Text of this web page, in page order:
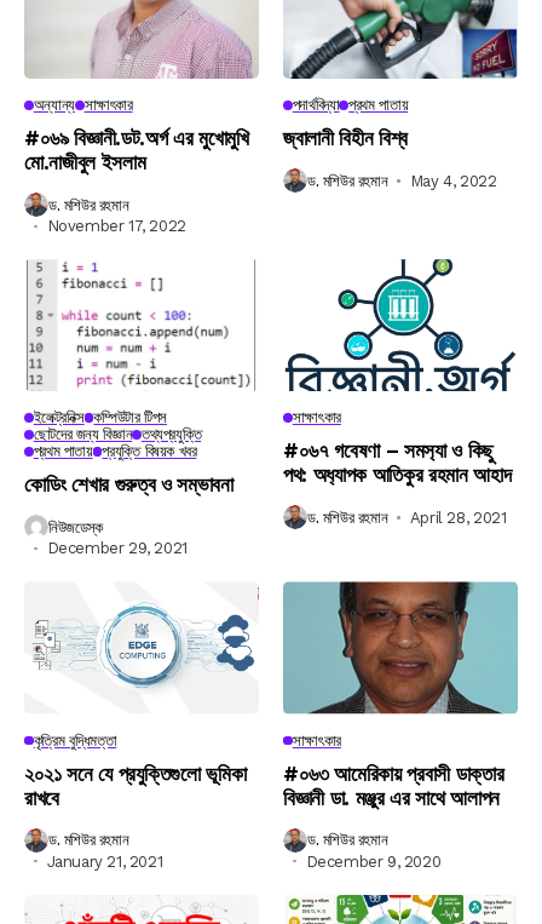
অন্যান্য সাক্ষাৎকার
#০৬৯ বিজ্ঞানী.ডট.অর্গ এর মুখোমুখি
মো.নাজীবুল ইসলাম
ড. মশিউর রহমান
November 17, 2022
পদার্থবিদ্যা প্রথম পাতায়
জ্বালানী বিহীন বিশ্ব
ড. মশিউর রহমান May 4, 2022
ইলেক্ট্রনিক্স কম্পিউটার টিপস
ছোটদের জন্য বিজ্ঞান তথ্যপ্রযুক্তি
প্রথম পাতায় প্রযুক্তি বিষয়ক খবর
কোডিং শেখার গুরুত্ব ও সম্ভাবনা
নিউজডেস্ক
December 29, 2021
সাক্ষাৎকার
#০৬৭ গবেষণা – সমস‍্যা ও কিছু
পথ: অধ‍্যাপক আতিকুর রহমান আহাদ
ড. মশিউর রহমান April 28, 2021
কৃত্রিম বুদ্ধিমত্তা
২০২১ সনে যে প্রযুক্তিগুলো ভূমিকা
রাখবে
ড. মশিউর রহমান
January 21, 2021
সাক্ষাৎকার
#০৬৩ আমেরিকায় প্রবাসী ডাক্তার
বিজ্ঞানী ডা. মঞ্জুর এর সাথে আলাপন
ড. মশিউর রহমান
December 9, 2020